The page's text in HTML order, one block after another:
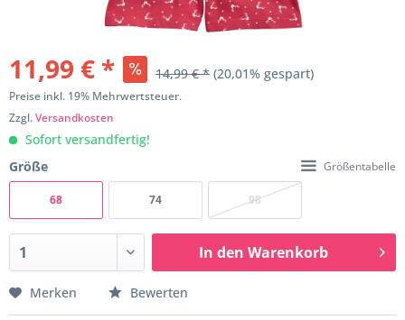
11,99 € * 14,99 € * (20,01% gespart)
Preise inkl. 19% Mehrwertsteuer.
Zzgl.Versandkosten
Sofort versandfertig!
Größe
Größentabelle
68 74 98
In den Warenkorb
Merken Bewerten